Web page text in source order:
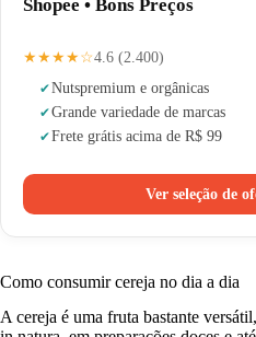
Shopee • Bons Preços
★★★★☆4.6 (2.400)
Nutspremium e orgânicas
Grande variedade de marcas
Frete grátis acima de R$ 99
Ver seleção de
Como consumir cereja no dia a dia
A cereja é uma fruta bastante